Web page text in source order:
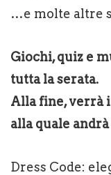
…e molte altre
Giochi, quiz e
tutta la serata.
Alla fine, verrà
alla quale
Dress Code: